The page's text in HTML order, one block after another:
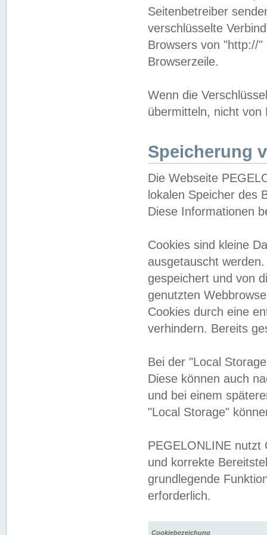
Seitenbetreiber
verschlüsselte
Browsers von "http://
Browserzeile.
Wenn die
übermitteln, nicht von
Speicherung
Die Webseite
lokalen Speicher des
Diese Informationen
Cookies sind kleine
ausgetauscht
gespeichert und von
genutzten
Cookies durch eine
verhindern. Bereits
Bei der "Local
Diese können auch
und bei einem
"Local Storage"
PEGELONLINE nutzt
und korrekte
grundlegende
erforderlich.
Cookiebezeichung